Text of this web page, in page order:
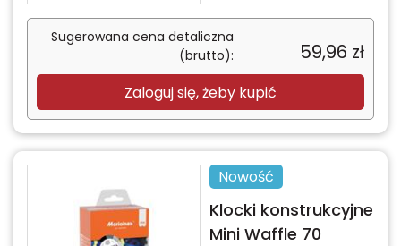
Sugerowana cena detaliczna
(brutto):
59,96 zł
Zaloguj się, żeby kupić
Nowość
Klocki konstrukcyjne
Mini Waffle 70